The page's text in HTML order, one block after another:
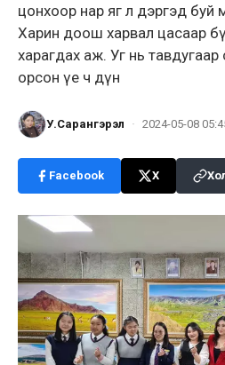
цонхоор нар яг л дэргэд буй
Харин доош харвал цасаар
харагдах аж. Уг нь тавдугаар
орсон үе ч дүн
У.Сарангэрэл · 2024-05-08
Facebook X